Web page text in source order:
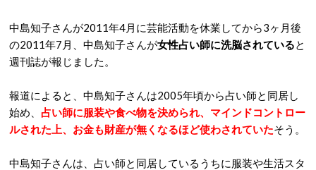
中島知子さんが2011年4月に芸能活動を休業してから3ヶ月後
の2011年7月、中島知子さんが女性占い師に洗脳されていると
週刊誌が報じました。
報道によると、中島知子さんは2005年頃から占い師と同居し
始め、 占い師に服装や食べ物を決められ、マインドコントロー
ルされた上、お金も財産が無くなるほど使わされていたそう。
中島知子さんは、占い師と同居しているうちに服装や生活スタ